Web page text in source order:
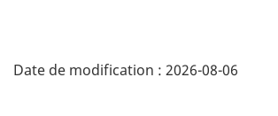
é
Date de modification : 2026-08-06